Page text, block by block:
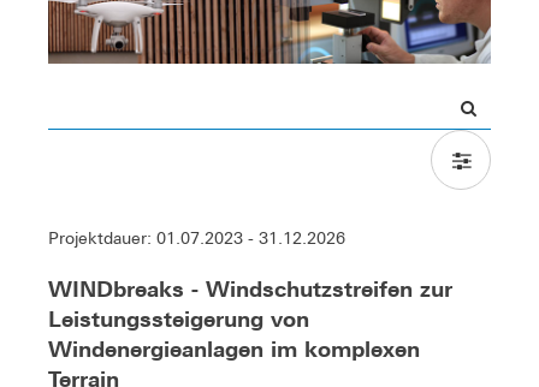
Projektdauer: 01.07.2023 - 31.12.2026
WINDbreaks - Windschutzstreifen zur
Leistungssteigerung von
Windenergieanlagen im komplexen
Terrain